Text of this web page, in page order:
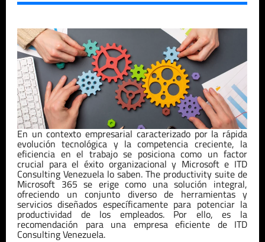
En un contexto empresarial caracterizado por la rápida
evolución tecnológica y la competencia creciente, la
eficiencia en el trabajo se posiciona como un factor
crucial para el éxito organizacional y Microsofte ITD
Consulting Venezuela lo saben. The productivity suite de
Microsoft 365 se erige como una solución integral,
ofreciendo un conjunto diverso de herramientas y
servicios diseñados específicamente para potenciar la
productividad de los empleados. Por ello, es la
recomendación para una empresa eficiente de ITD
ConsultingVenezuela.